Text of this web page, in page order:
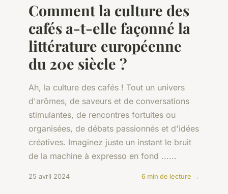
Comment la culture des
cafés a-t-elle façonné la
littérature européenne
du 20e siècle ?
Ah, la culture des cafés ! Tout un univers
d'arômes, de saveurs et de conversations
stimulantes, de rencontres fortuites ou
organisées, de débats passionnés et d'idées
créatives. Imaginez juste un instant le bruit
de la machine à expresso en fond ......
25 avril 2024 6 min de lecture →